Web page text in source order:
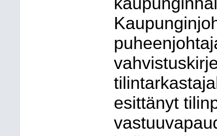
esittänyt